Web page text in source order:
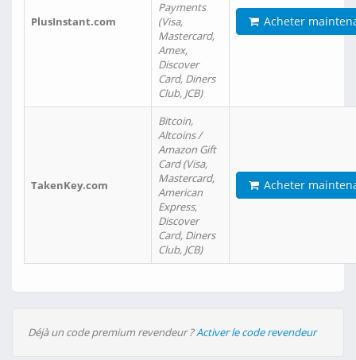
PlusInstant.com
Payments
(Visa,
Mastercard,
Amex,
Discover
Card, Diners
Club, JCB)
Acheter
TakenKey.com
Bitcoin,
Altcoins /
Amazon Gift
Card (Visa,
Mastercard,
American
Express,
Discover
Card, Diners
Club, JCB)
Acheter
Déjà un code premium revendeur ?Activer le code revendeur